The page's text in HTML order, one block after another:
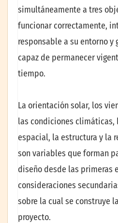
simultáneamente a tres
funcionar correctamente,
responsable a su entorno y
capaz de permanecer
tiempo.
La orientación solar, los
las condiciones climáticas,
espacial, la estructura y la
son variables que forman
diseño desde las primeras
consideraciones
sobre la cual se construye
proyecto.